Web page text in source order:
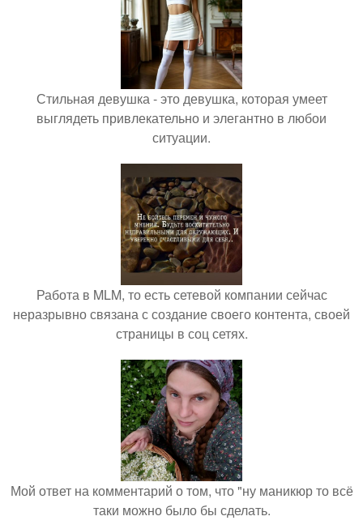
Стильная девушка - это девушка, которая умеет
выглядеть привлекательно и элегантно в любои
ситуации.
Работа в MLM, то есть сетевой компании сейчас
неразрывно связана с создание своего контента, своей
страницы в соц сетях.
Мой ответ на комментарий о том, что "ну маникюр то всё
таки можно было бы сделать.